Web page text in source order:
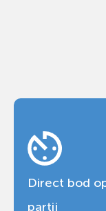
Direct bod
partij